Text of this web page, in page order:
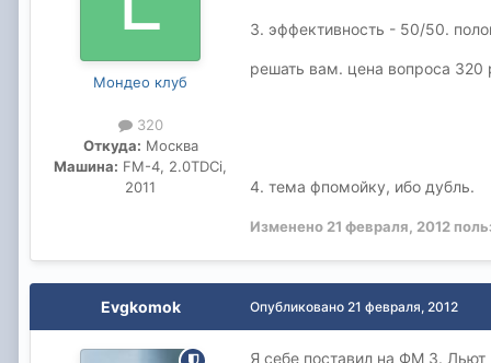
Мондео клуб
320
Откуда: Москва
Машина: FM-4, 2.0TDCi,
2011
3. эффективность - 50/50.
решать вам. цена вопроса 320
4. тема фпомойку, ибо дубль.
Изменено 21 февраля, 2012
Evgkomok Опубликовано 21 февраля, 2012
Я себе поставил на ФМ 3.